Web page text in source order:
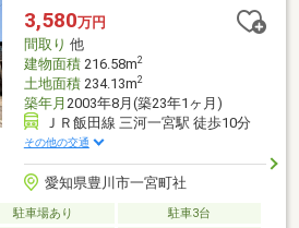
街！ ◎国道151号線へのアクセス
ドゥ豊川中央！【対応言語：英語 ／
3,580万円
間取り 他
建物面積216.58m2
土地面積234.13m2
築年月 2003年8月(築23年1ヶ月)
ＪＲ飯田線 三河一宮駅 徒歩10分
その他の交通
愛知県豊川市一宮町社
駐車場あり
駐車3台